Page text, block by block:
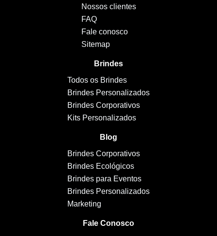
Nossos clientes
FAQ
Fale conosco
Sitemap
Brindes
Todos os Brindes
Brindes Personalizados
Brindes Corporativos
Kits Personalizados
Blog
Brindes Corporativos
Brindes Ecológicos
Brindes para Eventos
Brindes Personalizados
Marketing
Fale Conosco